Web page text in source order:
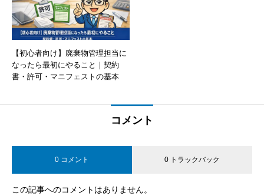
【初心者向け】廃棄物管理担当に
なったら最初にやること｜契約
書・許可・マニフェストの基本
コメント
0 コメント 0 トラックバック
この記事へのコメントはありません。